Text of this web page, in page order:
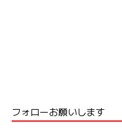
フォローお願いします